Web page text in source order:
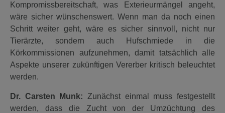
Kompromissbereitschaft, was Exterieurmängel angeht,
wäre sicher wünschenswert. Wenn man da noch einen
Schritt weiter geht, wäre es sicher sinnvoll, nicht nur
Tierärzte, sondern auch Hufschmiede in die
Körkommissionen aufzunehmen, damit tatsächlich alle
Aspekte unserer zukünftigen Vererber kritisch beleuchtet
werden.
Dr. Carsten Munk: Zunächst einmal muss festgestellt
werden, dass die Zucht von der Umzüchtung des